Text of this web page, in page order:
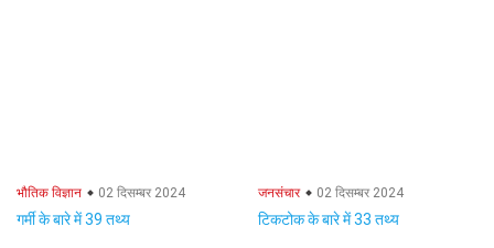
भौतिक विज्ञान 02 दिसम्बर 2024
गर्मी के बारे में 39 तथ्य
जनसंचार 02 दिसम्बर 2024
टिकटोक के बारे में 33 तथ्य